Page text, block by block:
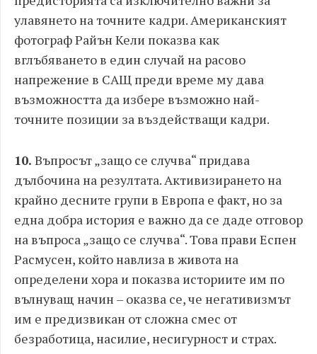
улавянето на точните кадри. Американският
фотограф Райън Кели показва как
вглъбяването в един случай на расово
напрежение в САЩ преди време му дава
възможността да избере възможно най-
точните позиции за въздействащи кадри.
10. Въпросът „защо се случва“ придава
дълбочина на резултата. Активизирането на
крайно десните групи в Европа е факт, но за
една добра история е важно да се даде отговор
на въпроса „защо се случва“. Това прави Еспен
Расмусен, който навлиза в живота на
определени хора и показва историите им по
вълнуващ начин – оказва се, че негативизмът
им е предизвикан от сложна смес от
безработица, насилие, несигурност и страх.